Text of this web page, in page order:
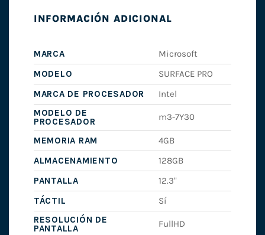
INFORMACIÓN ADICIONAL
MARCA
Microsoft
MODELO
SURFACE PRO
MARCA DE PROCESADOR
Intel
MODELO DE
PROCESADOR
m3-7Y30
MEMORIA RAM
4GB
ALMACENAMIENTO
128GB
PANTALLA
12.3"
TÁCTIL
Sí
RESOLUCIÓN DE
PANTALLA
FullHD